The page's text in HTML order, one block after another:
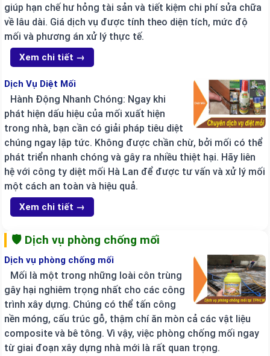
giúp hạn chế hư hỏng tài sản và tiết kiệm chi phí sửa chữa
về lâu dài. Giá dịch vụ được tính theo diện tích, mức độ
mối và phương án xử lý thực tế.
Xem chi tiết →
Dịch Vụ Diệt Mối
Hành Động Nhanh Chóng: Ngay khi
phát hiện dấu hiệu của mối xuất hiện
trong nhà, bạn cần có giải pháp tiêu diệt
chúng ngay lập tức. Không được chần chừ, bởi mối có thể
phát triển nhanh chóng và gây ra nhiều thiệt hại. Hãy liên
hệ với công ty diệt mối Hà Lan để được tư vấn và xử lý mối
một cách an toàn và hiệu quả.
Xem chi tiết →
🛡️ Dịch vụ phòng chống mối
Dịch vụ phòng chống mối
Mối là một trong những loài côn trùng
gây hại nghiêm trọng nhất cho các công
trình xây dựng. Chúng có thể tấn công
nền móng, cấu trúc gỗ, thậm chí ăn mòn cả các vật liệu
composite và bê tông. Vì vậy, việc phòng chống mối ngay
từ giai đoạn xây dựng nhà mới là rất quan trọng.